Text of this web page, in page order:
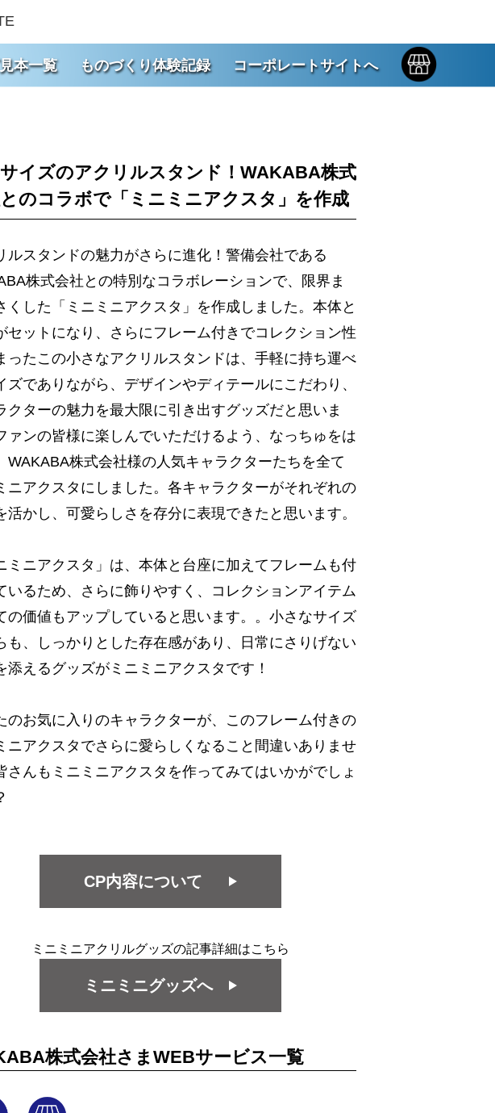
本一覧 ものづくり体験記録 コーポレートサイトへ
イズのアクリルスタンド！WAKABA株式
のコラボで「ミニミニアクスタ」を作成
ルスタンドの魅力がさらに進化！警備会社である
株式会社との特別なコラボレーションで、限界ま
くした「ミニミニアクスタ」を作成しました。本体と
セットになり、さらにフレーム付きでコレクション性
ったこの小さなアクリルスタンドは、手軽に持ち運べ
ズでありながら、デザインやディテールにこだわり、
クターの魅力を最大限に引き出すグッズだと思いま
ァンの皆様に楽しんでいただけるよう、なっちゅをは
WAKABA株式会社様の人気キャラクターたちを全て
ニアクスタにしました。各キャラクターがそれぞれの
活かし、可愛らしさを存分に表現できたと思います。
ミニアクスタ」は、本体と台座に加えてフレームも付
いるため、さらに飾りやすく、コレクションアイテム
の価値もアップしていると思います。。小さなサイズ
も、しっかりとした存在感があり、日常にさりげない
添えるグッズがミニミニアクスタです！
のお気に入りのキャラクターが、このフレーム付きの
ニアクスタでさらに愛らしくなること間違いありませ
さんもミニミニアクスタを作ってみてはいかがでしょ
CP内容について
ミニミニアクリルグッズの記事詳細はこちら
ミニミニグッズへ
株式会社さまWEBサービス一覧